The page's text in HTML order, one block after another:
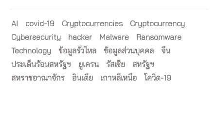
AI covid-19 Cryptocurrencies
Cryptocurrency
Cybersecurity
hacker Malware
Ransomware
Technology
ข้อมูลรั่วไหล ข้อมูลส่วนบุคคล
จีน
ประเด็นร้อนสหรัฐฯ
ยูเครน รัสเซีย
สหรัฐฯ
สหราชอาณาจักร
อินเดีย เกาหลีเหนือ โควิด-19